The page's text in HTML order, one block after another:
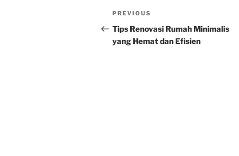
Post
navigation
Previous
Post
PREVIOUS
Tips Renovasi Rumah Minimalis
yang Hemat dan Efisien